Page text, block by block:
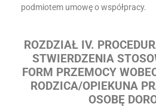
podmiotem umowę o współpracy.
ROZDZIAŁ IV.
STWIERDZENIA
FORM PRZEMOCY
RODZICA/OPIEKUNA
OSOBĘ